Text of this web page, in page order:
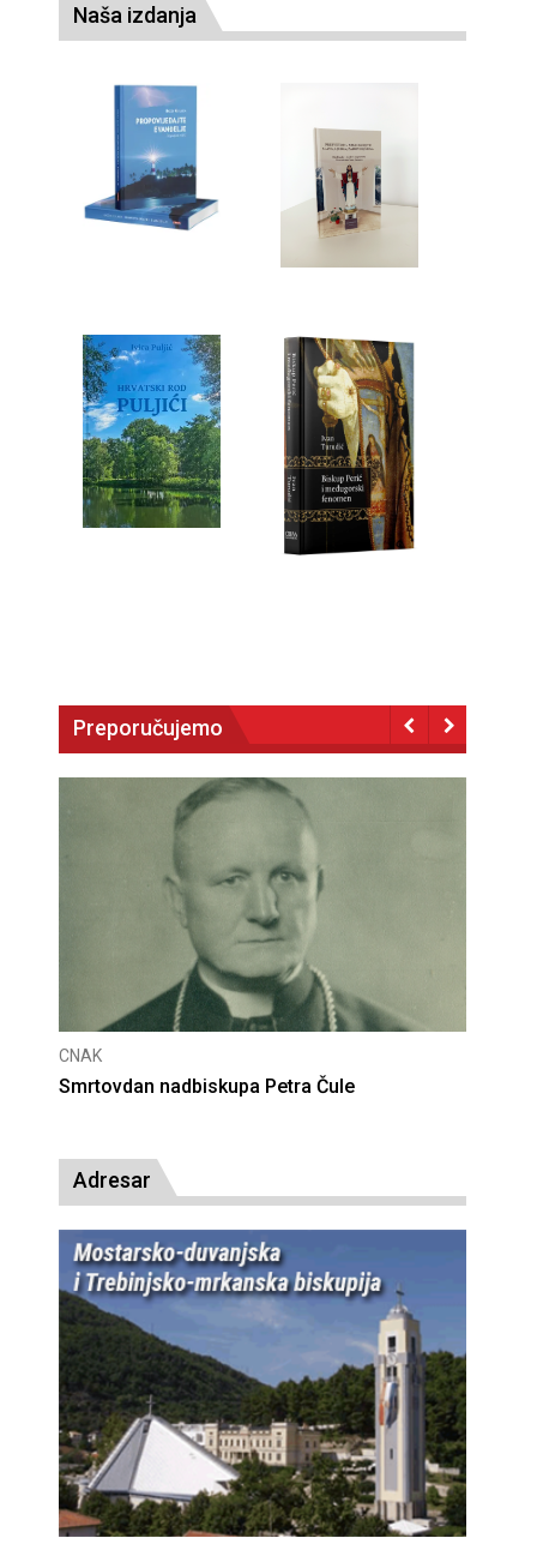
Naša izdanja
Preporučujemo
CNAK
Deseta obljetnica poništenja komunističke
Adresar